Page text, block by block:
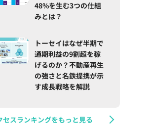
48%を生む3つの仕組
みとは？
トーセイはなぜ半期で
通期利益の9割超を稼
げるのか？不動産再生
の強さと名鉄提携が示
す成長戦略を解説
セスランキングをもっと見る